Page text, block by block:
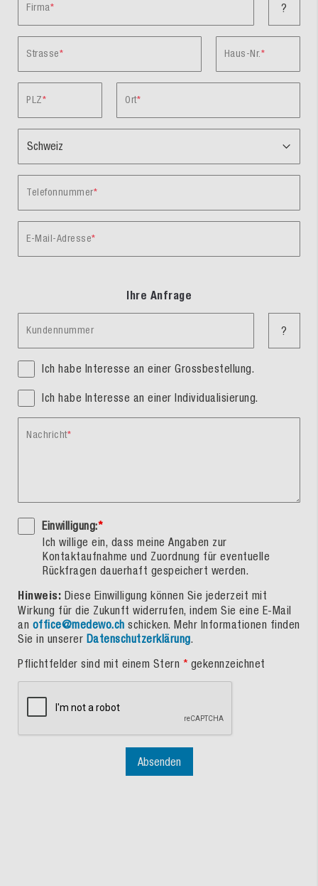
Firma ?
Strasse Haus-Nr.
PLZ Ort
Telefonnummer
E-Mail-Adresse
Ihre Anfrage
Kundennummer ?
Ich habe Interesse an einer Grossbestellung.
Ich habe Interesse an einer Individualisierung.
Nachricht
Einwilligung:*
Ich willige ein, dass meine Angaben zur
Kontaktaufnahme und Zuordnung für eventuelle
Rückfragen dauerhaft gespeichert werden.
Hinweis: Diese Einwilligung können Sie jederzeit mit
Wirkung für die Zukunft widerrufen, indem Sie eine E-Mail
an office@medewo.ch schicken. Mehr Informationen finden
Sie in unserer Datenschutzerklärung.
Pflichtfelder sind mit einem Stern * gekennzeichnet
Absenden